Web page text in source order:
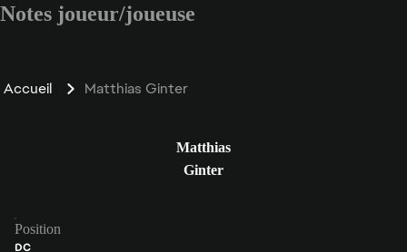
Notes joueur/joueuse
Accueil Matthias Ginter
Matthias
Ginter
Position
DC